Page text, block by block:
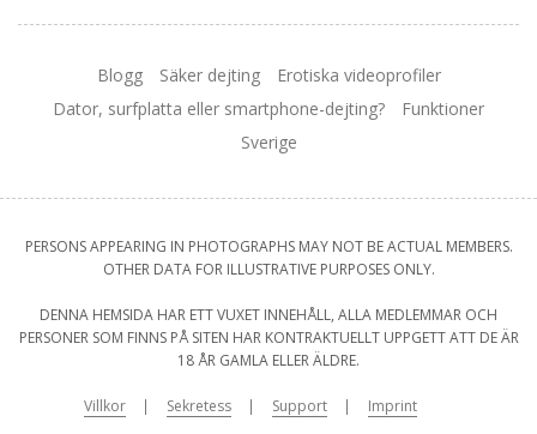
Blogg Säker dejting
Erotiska videoprofiler
Dator, surfplatta eller smartphone-dejting?
Funktioner
Sverige
PERSONS APPEARING IN PHOTOGRAPHS MAY NOT BE ACTUAL MEMBERS.
OTHER DATA FOR ILLUSTRATIVE PURPOSES ONLY.
DENNA HEMSIDA HAR ETT VUXET INNEHÅLL, ALLA MEDLEMMAR OCH
PERSONER SOM FINNS PÅ SITEN HAR KONTRAKTUELLT UPPGETT ATT DE ÄR
18 ÅR GAMLA ELLER ÄLDRE.
Villkor Sekretess Support Imprint